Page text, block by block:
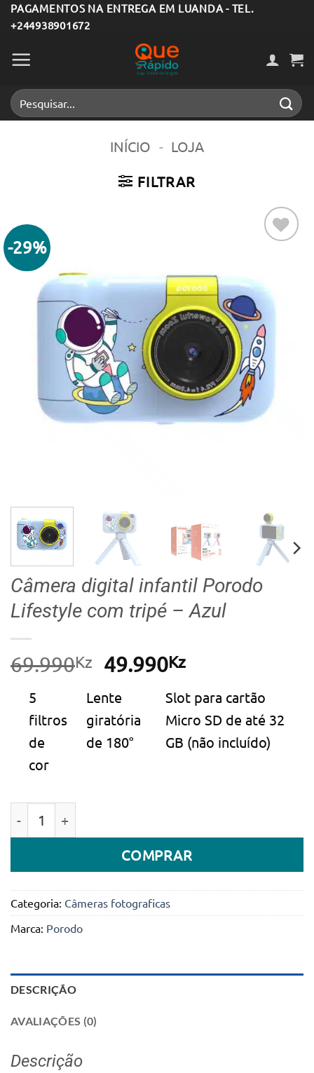
Skip
to
content
PAGAMENTOS NA ENTREGA EM LUANDA - TEL.
+244938901672
Pesquisar
por:
INÍCIO - LOJA
FILTRAR
-29%
aos meus
desejos
Câmera digital infantil Porodo
Lifestyle com tripé – Azul
69.990Kz
O
original
era:
69.990Kz.
49.990KzO
atual
é:
49.990Kz.
5
filtros
de
cor
Lente
giratória
de 180°
Slot para cartão
Micro SD de até 32
GB (não incluído)
COMPRAR
Categoria: Câmeras fotograficas
Marca: Porodo
DESCRIÇÃO
AVALIAÇÕES (0)
Descrição